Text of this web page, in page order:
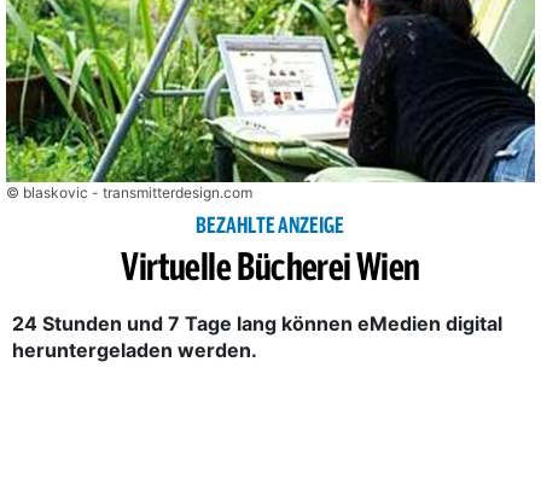
© blaskovic - transmitterdesign.com
BEZAHLTE ANZEIGE
Virtuelle Bücherei Wien
24 Stunden und 7 Tage lang können eMedien digital
heruntergeladen werden.